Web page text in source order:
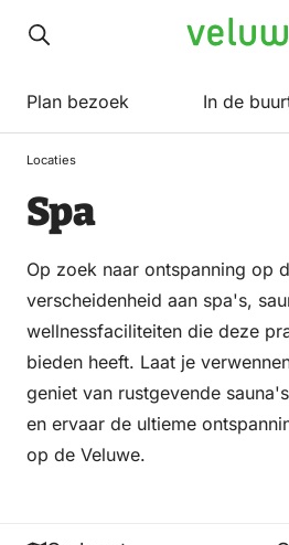
Veluwe
Plan bezoek In de
Locaties
Spa
Op zoek naar ontspanning op
verscheidenheid aan spa's,
wellnessfaciliteiten die deze
bieden heeft. Laat je
geniet van rustgevende
en ervaar de ultieme
op de Veluwe.